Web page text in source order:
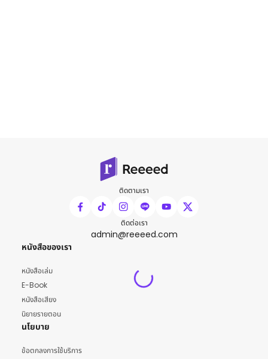
ติดตามเรา
ติดต่อเรา
admin@reeeed.com
หนังสือของเรา
หนังสือเล่ม
E-Book
หนังสือเสียง
นิยายรายตอน
นโยบาย
ข้อตกลงการใช้บริการ